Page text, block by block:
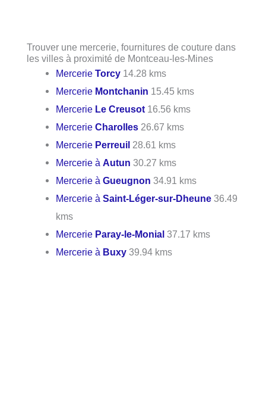
Trouver une mercerie, fournitures de couture dans
les villes à proximité de Montceau-les-Mines
MercerieTorcy 14.28 kms
Mercerie Montchanin 15.45 kms
Mercerie Le Creusot 16.56 kms
MercerieCharolles 26.67 kms
Mercerie Perreuil 28.61 kms
Mercerie àAutun 30.27 kms
Mercerie àGueugnon 34.91 kms
Mercerie àSaint-Léger-sur-Dheune 36.49
kms
Mercerie Paray-le-Monial 37.17 kms
Mercerie à Buxy 39.94 kms